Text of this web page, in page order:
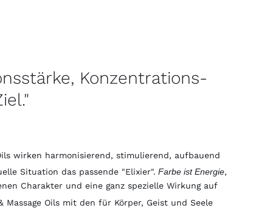
Konzentrations-
wirken harmonisierend, stimulierend, aufbauend
Situation das passende "Elixier". Farbe ist Energie,
Charakter und eine ganz spezielle Wirkung auf
Massage Oils mit den für Körper, Geist und Seele